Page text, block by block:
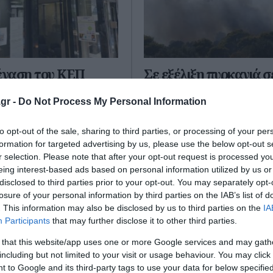
- Do Not Process My Personal Information
opt-out of the sale, sharing to third parties, or processing of your
for targeted advertising by us, please use the below opt-out
selection. Please note that after your opt-out request is processed
interest-based ads based on personal information utilized by us
to third parties prior to your opt-out. You may separately
of your personal information by third parties on the IAB’s list of
This information may also be disclosed by us to third parties on the
Participants that may further disclose it to other third parties.
that this website/app uses one or more Google services and may
but not limited to your visit or usage behaviour. You may
to Google and its third-party tags to use your data for below
του ΚΕΠ
σε Λαγκαδά και
του ΚΕΠ του Δήμου
και τη συγχώνευση των
των Δήμων Λαγκαδά και
ο υφυπουργός
Βασίλης ...
2025
Σε εξέλιξη πυρκαγιά
Λαγκαδά – Επιχειρούν
επίγειες και εναέριες
δυνάμεις
Σε εξέλιξη βρίσκεται
από το Εξαμίλι του Δήμου
Θεσσαλονίκη. Η φωτιά
στις 14:30 και καίει δασική
Σύμφω...